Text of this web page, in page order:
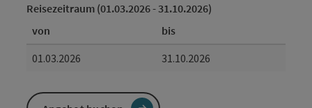
Reisezeitraum (01.03.2026 - 31.10.2026)
von
bis
01.03.2026
31.10.2026